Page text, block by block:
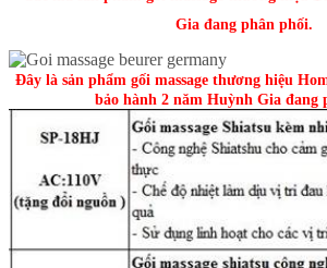
Gia đang phân phối.
Đây là sản phẩm gối massage thương hiệu
bảo hành 2 năm Huỳnh Gia đang